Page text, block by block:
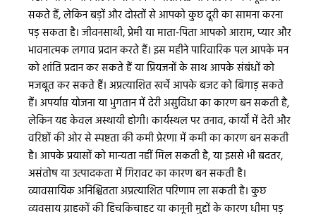
सकते हैं, लेकिन बड़ों और दोस्तों से आपको कुछ दूरी का सामना करना
पड़ सकता है। जीवनसाथी, प्रेमी या माता-पिता आपको आराम, प्यार और
भावनात्मक लगाव प्रदान करते हैं। इस महीने पारिवारिक पल आपके मन
को शांति प्रदान कर सकते हैं या प्रियजनों के साथ आपके संबंधों को
मजबूत कर सकते हैं। अप्रत्याशित खर्चे आपके बजट को बिगाड़ सकते
हैं। अपर्याप्त योजना या भुगतान में देरी असुविधा का कारण बन सकती है,
लेकिन यह केवल अस्थायी होगी। कार्यस्थल पर तनाव, कार्यों में देरी और
वरिष्ठों की ओर से स्पष्टता की कमी प्रेरणा में कमी का कारण बन सकती
है। आपके प्रयासों को मान्यता नहीं मिल सकती है, या इससे भी बदतर,
असंतोष या उत्पादकता में गिरावट का कारण बन सकती है।
व्यावसायिक अनिश्चितता अप्रत्याशित परिणाम ला सकती है। कुछ
व्यवसाय ग्राहकों की हिचकिचाहट या कानूनी मुद्दों के कारण धीमा पड़